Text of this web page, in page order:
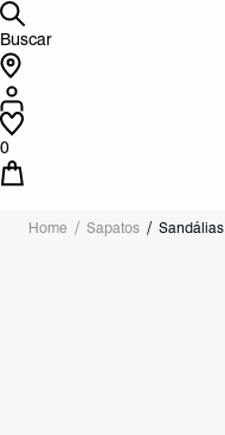
Buscar
0
Home Sapatos Sandálias